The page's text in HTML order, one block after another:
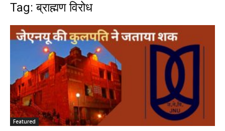
Tag: ब्राह्मण विरोध
Featured